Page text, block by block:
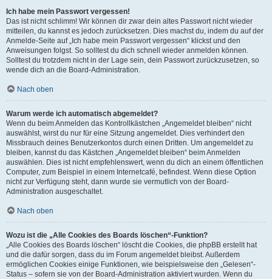
Ich habe mein Passwort vergessen!
Das ist nicht schlimm! Wir können dir zwar dein altes Passwort nicht wieder
mitteilen, du kannst es jedoch zurücksetzen. Dies machst du, indem du auf der
Anmelde-Seite auf „Ich habe mein Passwort vergessen“ klickst und den
Anweisungen folgst. So solltest du dich schnell wieder anmelden können.
Solltest du trotzdem nicht in der Lage sein, dein Passwort zurückzusetzen, so
wende dich an die Board-Administration.
Nach oben
Warum werde ich automatisch abgemeldet?
Wenn du beim Anmelden das Kontrollkästchen „Angemeldet bleiben“ nicht
auswählst, wirst du nur für eine Sitzung angemeldet. Dies verhindert den
Missbrauch deines Benutzerkontos durch einen Dritten. Um angemeldet zu
bleiben, kannst du das Kästchen „Angemeldet bleiben“ beim Anmelden
auswählen. Dies ist nicht empfehlenswert, wenn du dich an einem öffentlichen
Computer, zum Beispiel in einem Internetcafé, befindest. Wenn diese Option
nicht zur Verfügung steht, dann wurde sie vermutlich von der Board-
Administration ausgeschaltet.
Nach oben
Wozu ist die „Alle Cookies des Boards löschen“-Funktion?
„Alle Cookies des Boards löschen“ löscht die Cookies, die phpBB erstellt hat
und die dafür sorgen, dass du im Forum angemeldet bleibst. Außerdem
ermöglichen Cookies einige Funktionen, wie beispielsweise den „Gelesen“-
Status – sofern sie von der Board-Administration aktiviert wurden. Wenn du